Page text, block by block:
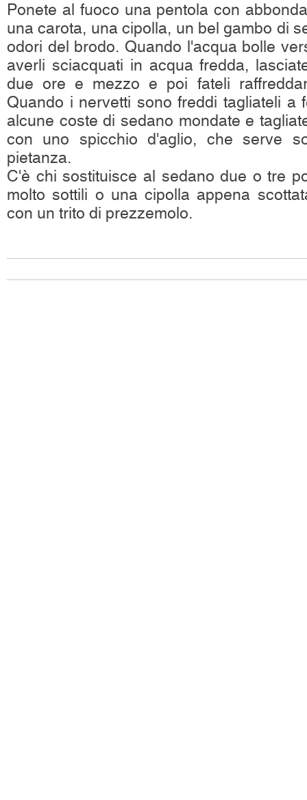
Ponete al fuoco una pentola con
una carota, una cipolla, un bel gambo di
odori del brodo. Quando l'acqua bolle
averli sciacquati in acqua fredda,
due ore e mezzo e poi fateli
Quando i nervetti sono freddi tagliateli a
alcune coste di sedano mondate e
con uno spicchio d'aglio, che serve
pietanza.
C'è chi sostituisce al sedano due o tre
molto sottili o una cipolla appena
con un trito di prezzemolo.